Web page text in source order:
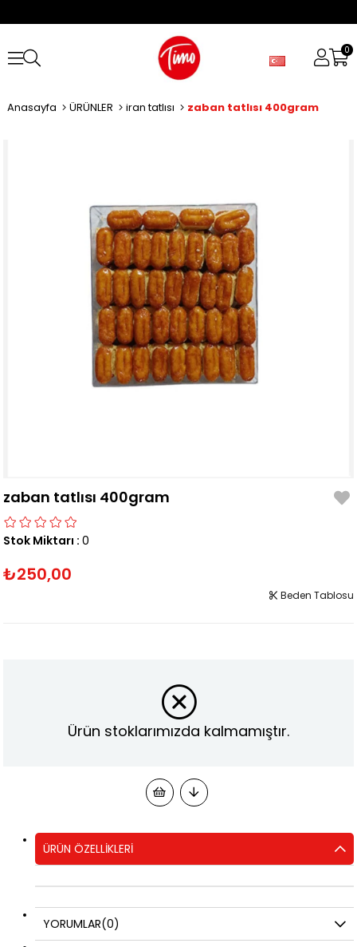
0
Anasayfa ÜRÜNLER iran tatlısı zaban tatlısı 400gram
zaban tatlısı 400gram
Stok Miktarı : 0
₺250,00
Beden Tablosu
Ürün stoklarımızda kalmamıştır.
ÜRÜN ÖZELLIKLERI
YORUMLAR(0)